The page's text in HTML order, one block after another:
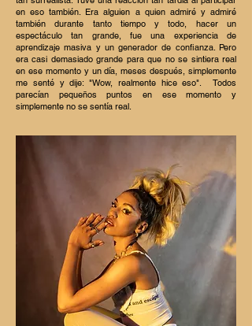
en eso también. Era alguien a quien admiré y admiré
también durante tanto tiempo y todo, hacer un
espectáculo tan grande, fue una experiencia de
aprendizaje masiva y un generador de confianza. Pero
era casi demasiado grande para que no se sintiera real
en ese momento y un día, meses después, simplemente
me senté y dije: "Wow, realmente hice eso".
Todos
parecían pequeños puntos en ese momento y
simplemente no se sentía real.